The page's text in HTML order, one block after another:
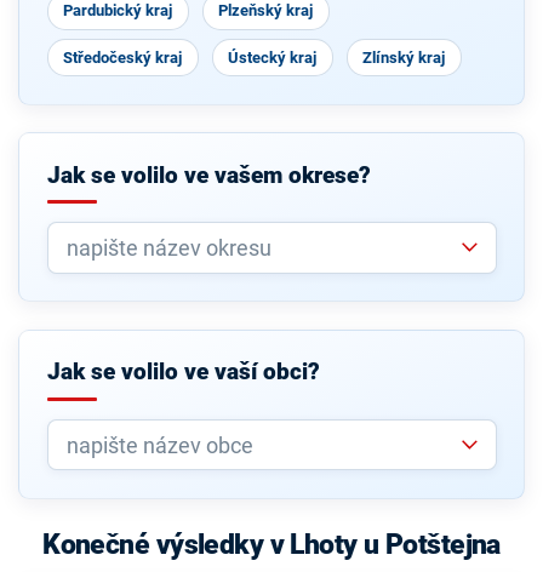
Pardubický kraj Plzeňský kraj
Středočeský kraj Ústecký kraj Zlínský kraj
Jak se volilo ve vašem okrese?
Jak se volilo ve vaší obci?
Konečné výsledky v Lhoty u Potštejna